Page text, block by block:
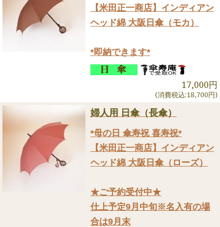
【米田正一商店】インディアン
ヘッド綿 大阪日傘（モカ）
*即納できます*
17,000円
(消費税込:18,700円)
婦人用 日傘（長傘）
*母の日 傘寿祝 喜寿祝*
【米田正一商店】インディアン
ヘッド綿 大阪日傘（ローズ）
★ご予約受付中★
仕上予定9月中旬※名入有の場
合は9月末